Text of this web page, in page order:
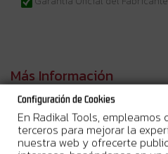
Más Información
2.200 W • 2.700 min⁻¹ • 355 mm
intensivo.
Descripción
Configuración de Cookies
En Radikal Tools,
terceros para mejorar la
nuestra web y ofrecerte